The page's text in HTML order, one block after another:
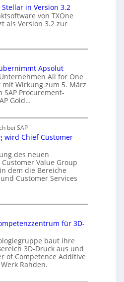
in Version 3.2
von TXOne
als Version 3.2 zur
Apsolut
All for One
Wirkung zum 5. März
Procurement-
Gold…
bei SAP
wird Chief Customer
des neuen
Value Group
dem die Bereiche
Customer Services
für 3D-
baut ihre
3D-Druck aus und
of Competence Additive
Rahden.